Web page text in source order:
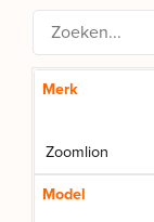
Merk
Zoomlion
Model